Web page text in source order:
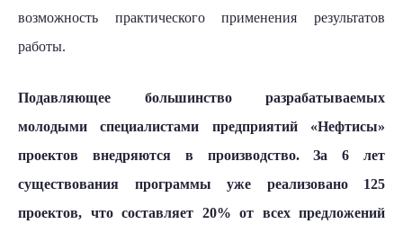
возможность практического применения результатов
работы.
Подавляющее большинство разрабатываемых
молодыми специалистами предприятий «Нефтисы»
проектов внедряются в производство. За 6 лет
существования программы уже реализовано 125
проектов, что составляет 20% от всех предложений